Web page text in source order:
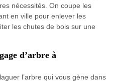
nécessités. On coupe les
en ville pour enlever les
les chutes de bois sur une
d’arbre à
l’arbre qui vous gène dans